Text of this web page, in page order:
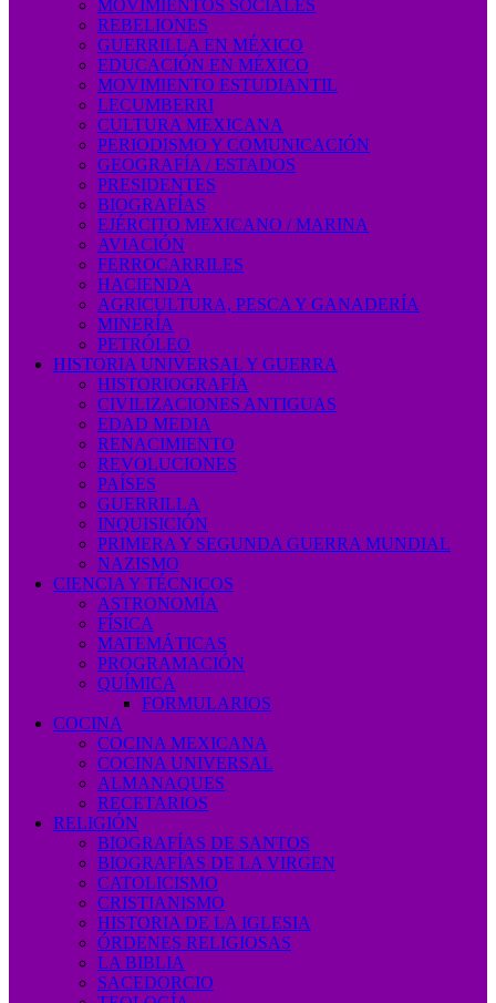
MOVIMIENTOS SOCIALES
REBELIONES
GUERRILLA EN MÉXICO
EDUCACIÓN EN MÉXICO
MOVIMIENTO ESTUDIANTIL
LECUMBERRI
CULTURA MEXICANA
PERIODISMO Y COMUNICACIÓN
GEOGRAFÍA / ESTADOS
PRESIDENTES
BIOGRAFÍAS
EJÉRCITO MEXICANO / MARINA
AVIACIÓN
FERROCARRILES
HACIENDA
AGRICULTURA, PESCA Y GANADERÍA
MINERÍA
PETRÓLEO
HISTORIA UNIVERSAL Y GUERRA
HISTORIOGRAFÍA
CIVILIZACIONES ANTIGUAS
EDAD MEDIA
RENACIMIENTO
REVOLUCIONES
PAÍSES
GUERRILLA
INQUISICIÓN
PRIMERA Y SEGUNDA GUERRA MUNDIAL
NAZISMO
CIENCIA Y TÉCNICOS
ASTRONOMÍA
FÍSICA
MATEMÁTICAS
PROGRAMACIÓN
QUÍMICA
FORMULARIOS
COCINA
COCINA MEXICANA
COCINA UNIVERSAL
ALMANAQUES
RECETARIOS
RELIGIÓN
BIOGRAFÍAS DE SANTOS
BIOGRAFÍAS DE LA VIRGEN
CATOLICISMO
CRISTIANISMO
HISTORIA DE LA IGLESIA
ÓRDENES RELIGIOSAS
LA BIBLIA
SACEDORCIO